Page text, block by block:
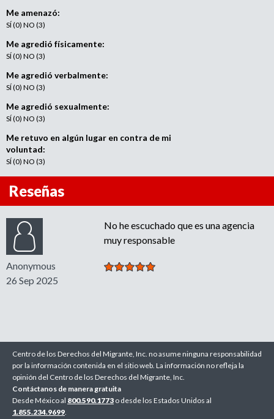
Me amenazó:
SÍ (0) NO (3)
Me agredió físicamente:
SÍ (0) NO (3)
Me agredió verbalmente:
SÍ (0) NO (3)
Me agredió sexualmente:
SÍ (0) NO (3)
Me retuvo en algún lugar en contra de mi
voluntad:
SÍ (0) NO (3)
Reseñas
Anonymous
26 Sep 2025
No he escuchado que es una agencia
muy responsable
Centro de los Derechos del Migrante, Inc. no asume ninguna responsabilidad
por la información contenida en el sitio web. La información no refleja la
opinión del Centro de los Derechos del Migrante, Inc.
Contáctanos de manera gratuita
Desde México al 800.590.1773 o desde los Estados Unidos al
1.855.234.9699.